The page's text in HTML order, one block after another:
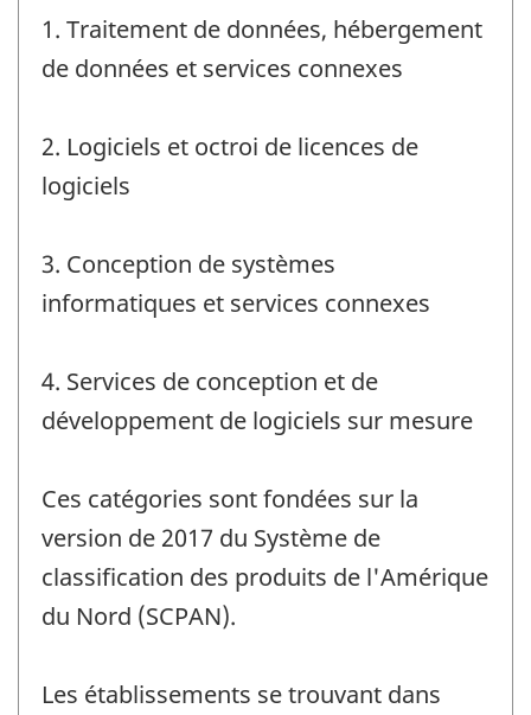
1. Traitement de données, hébergement
de données et services connexes
2. Logiciels et octroi de licences de
logiciels
3. Conception de systèmes
informatiques et services connexes
4. Services de conception et de
développement de logiciels sur mesure
Ces catégories sont fondées sur la
version de 2017 du Système de
classification des produits de l'Amérique
du Nord (SCPAN).
Les établissements se trouvant dans